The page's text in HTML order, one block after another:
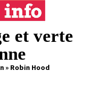
et verte
» Robin Hood